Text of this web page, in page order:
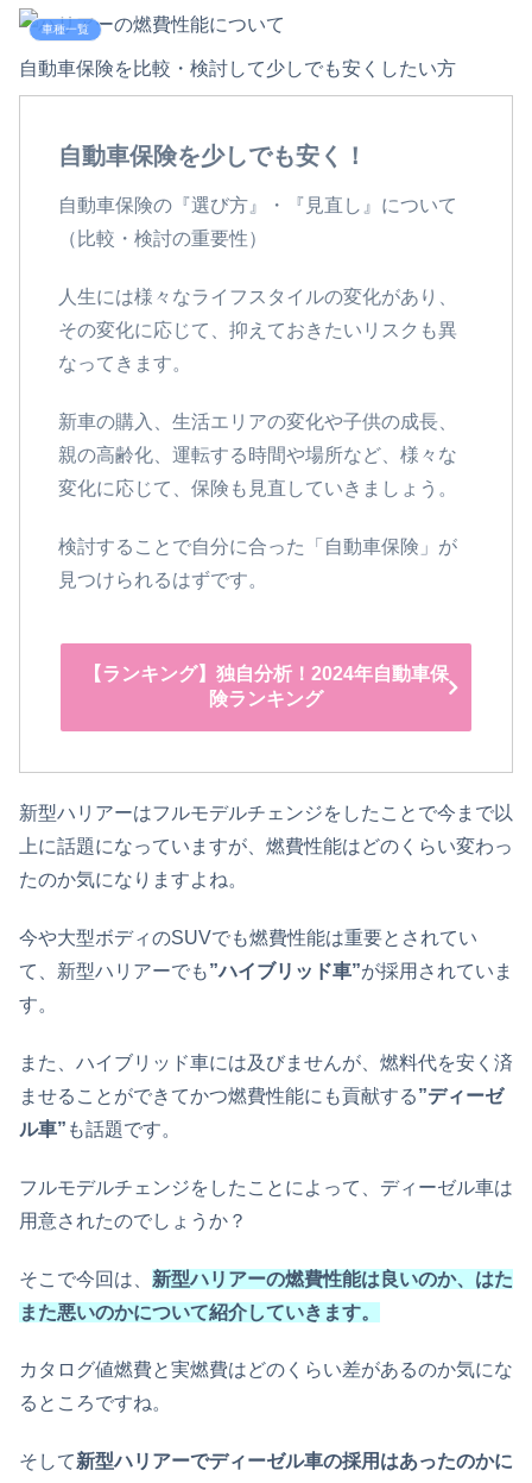
車種一覧
自動車保険を比較・検討して少しでも安くしたい方
自動車保険を少しでも安く！
自動車保険の『選び方』・『見直し』について
（比較・検討の重要性）
人生には様々なライフスタイルの変化があり、
その変化に応じて、抑えておきたいリスクも異
なってきます。
新車の購入、生活エリアの変化や子供の成長、
親の高齢化、運転する時間や場所など、様々な
変化に応じて、保険も見直していきましょう。
検討することで自分に合った「自動車保険」が
見つけられるはずです。
【ランキング】独自分析！2024年自動車保
険ランキング
新型ハリアーはフルモデルチェンジをしたことで今まで以
上に話題になっていますが、燃費性能はどのくらい変わっ
たのか気になりますよね。
今や大型ボディのSUVでも燃費性能は重要とされてい
て、新型ハリアーでも”ハイブリッド車”が採用されていま
す。
また、ハイブリッド車には及びませんが、燃料代を安く済
ませることができてかつ燃費性能にも貢献する”ディーゼ
ル車” も話題です。
フルモデルチェンジをしたことによって、ディーゼル車は
用意されたのでしょうか？
そこで今回は、 新型ハリアーの燃費性能は良いのか、はた
また悪いのかについて紹介していきます。
カタログ値燃費と実燃費はどのくらい差があるのか気にな
るところですね。
そして新型ハリアーでディーゼル車の採用はあったのかに